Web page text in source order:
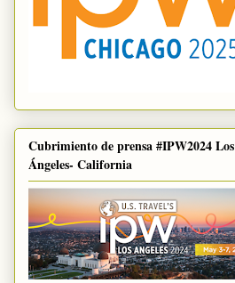
Cubrimiento de prensa #IPW2024 Los
Ángeles- California